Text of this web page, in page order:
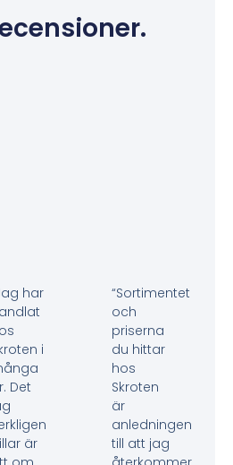
har
i
Det
är
“Sortimentet
och
priserna
du hittar
hos
Skroten
är
anledningen
till att jag